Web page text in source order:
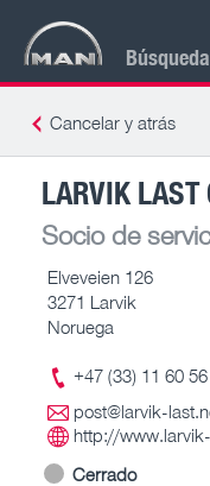
Cancelar y atrás
LARVIK LAST
Socio de
Elveveien 126
3271 Larvik
Noruega
+47 (33) 11 60 56
post@larvik-
http://
Cerrado